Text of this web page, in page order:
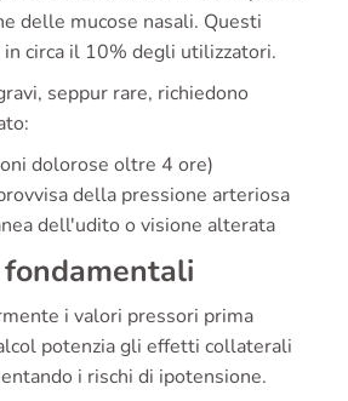
delle mucose nasali. Questi
circa il 10% degli utilizzatori.
seppur rare, richiedono
dolorose oltre 4 ore)
della pressione arteriosa
dell'udito o visione alterata
fondamentali
i valori pressori prima
potenzia gli effetti collaterali
i rischi di ipotensione.